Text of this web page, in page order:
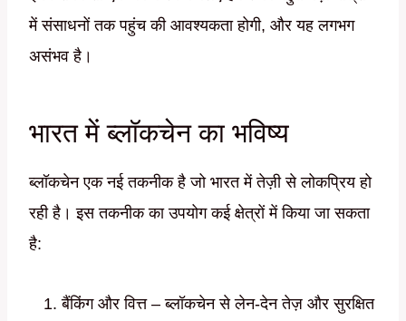
में संसाधनों तक पहुंच की आवश्यकता होगी, और यह लगभग
असंभव है।
भारत में ब्लॉकचेन का भविष्य
ब्लॉकचेन एक नई तकनीक है जो भारत में तेज़ी से लोकप्रिय हो
रही है। इस तकनीक का उपयोग कई क्षेत्रों में किया जा सकता
है:
बैंकिंग और वित्त – ब्लॉकचेन से लेन-देन तेज़ और सुरक्षित